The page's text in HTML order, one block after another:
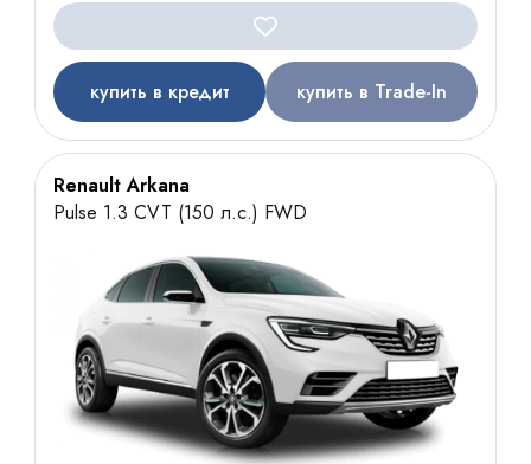
купить в кредит купить в Trade-In
Renault Arkana
Pulse 1.3 CVT (150 л.с.) FWD